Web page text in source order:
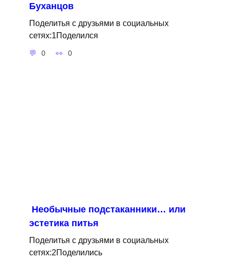
Буханцов
Поделитья с друзьями в социальных
сетях:1Поделился
0 0
Необычные подстаканники… или
эстетика питья
Поделитья с друзьями в социальных
сетях:2Поделились